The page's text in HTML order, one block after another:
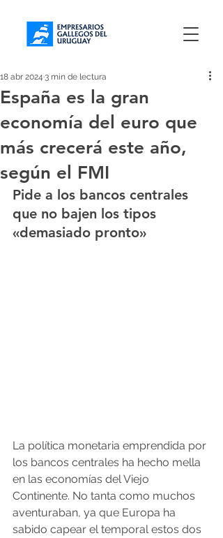
España es la gran
economía del euro que
más crecerá este año,
según el FMI
18 abr 2024 3 min de lectura
Pide a los bancos centrales
que no bajen los tipos
«demasiado pronto»
La política monetaria emprendida por
los bancos centrales ha hecho mella
en las economías del Viejo
Continente. No tanta como muchos
aventuraban, ya que Europa ha
sabido capear el temporal estos dos